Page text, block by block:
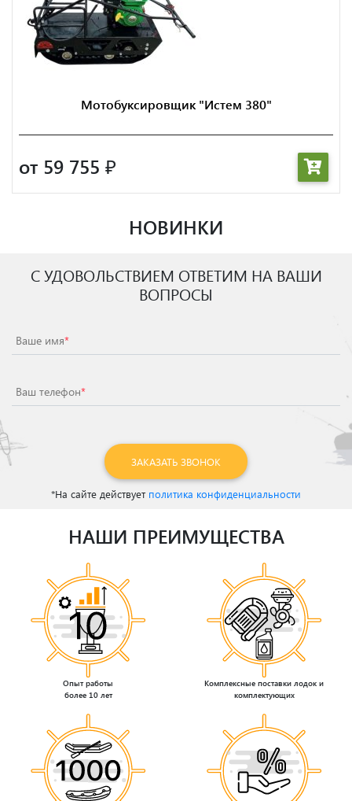
Мотобуксировщик "Истем 380"
от 59 755 ₽
НОВИНКИ
С УДОВОЛЬСТВИЕМ ОТВЕТИМ НА ВАШИ
ВОПРОСЫ
Ваше имя*
Ваш телефон*
ЗАКАЗАТЬ ЗВОНОК
*На сайте действует политика конфиденциальности
НАШИ ПРЕИМУЩЕСТВА
Опыт работы
более 10 лет
Комплексные поставки лодок и
комплектующих